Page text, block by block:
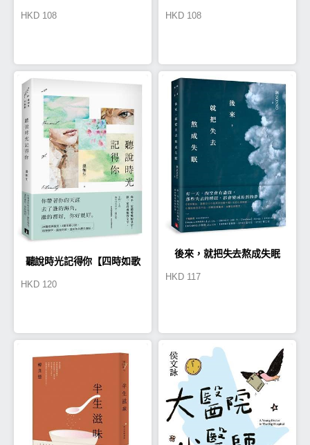
HKD 108 HKD 108
聽說時光記得你【四時如歌
HKD 120
後來，就把失去熬成失眠
HKD 117